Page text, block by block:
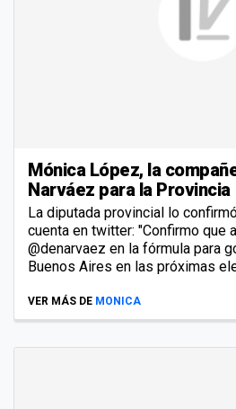
Mónica López, la
Narváez para la Provincia
La diputada provincial lo
cuenta en twitter: "Confirmo que
@denarvaez en la fórmula para
Buenos Aires en las próximas
VER MÁS DE MONICA